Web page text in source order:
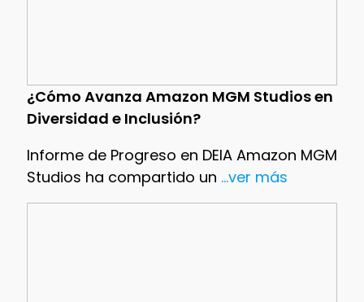
¿Cómo Avanza Amazon MGM Studios en
Diversidad e Inclusión?
Informe de Progreso en DEIA Amazon MGM
Studios ha compartido un ...ver más